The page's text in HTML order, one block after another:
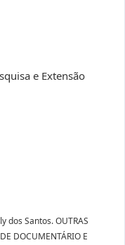
e Extensão
dos Santos. OUTRAS
DOCUMENTÁRIO E